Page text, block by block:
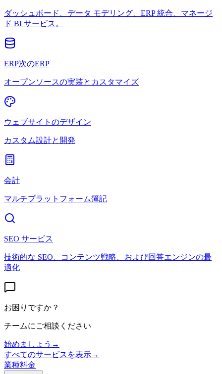
ダッシュボード、データ モデリング、ERP 統合、マネージ
ド BI サービス。
ERP次のERP
オープンソースの実装とカスタマイズ
ウェブサイトのデザイン
カスタム設計と開発
会計
マルチプラットフォーム簿記
SEO サービス
技術的な SEO、コンテンツ戦略、および回答エンジンの最
適化
お困りですか？
チームにご相談ください
始めましょう →
すべてのサービスを表示→
業種料金